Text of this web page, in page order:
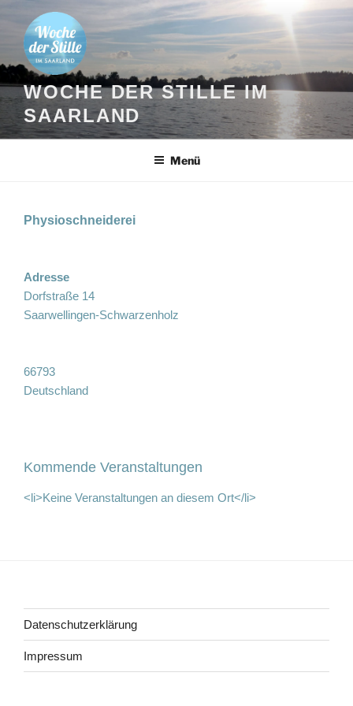
Inhalt
springen
WOCHE DER STILLE IM
SAARLAND
Menü
Physioschneiderei
Adresse
Dorfstraße 14
Saarwellingen-Schwarzenholz
66793
Deutschland
Kommende Veranstaltungen
<li>Keine Veranstaltungen an diesem Ort</li>
Datenschutzerklärung
Impressum